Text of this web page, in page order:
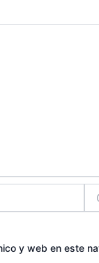
y web en este